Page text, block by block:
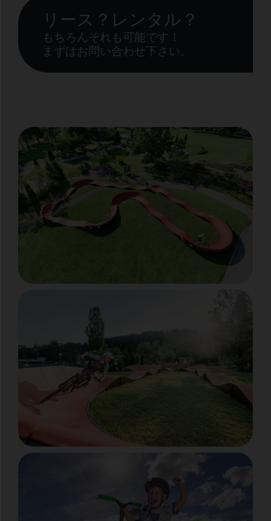
リース？レンタル？
もちろんそれも可能です！
まずはお問い合わせ下さい。